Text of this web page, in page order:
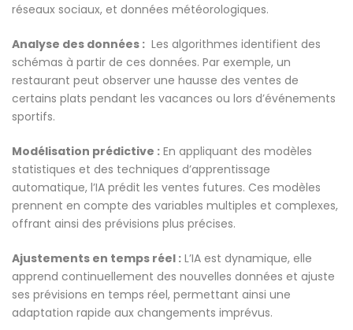
réseaux sociaux, et données météorologiques.
Analyse des données : Les algorithmes identifient des
schémas à partir de ces données. Par exemple, un
restaurant peut observer une hausse des ventes de
certains plats pendant les vacances ou lors d’événements
sportifs.
Modélisation prédictive : En appliquant des modèles
statistiques et des techniques d’apprentissage
automatique, l’IA prédit les ventes futures. Ces modèles
prennent en compte des variables multiples et complexes,
offrant ainsi des prévisions plus précises.
Ajustements en temps réel : L’IA est dynamique, elle
apprend continuellement des nouvelles données et ajuste
ses prévisions en temps réel, permettant ainsi une
adaptation rapide aux changements imprévus.